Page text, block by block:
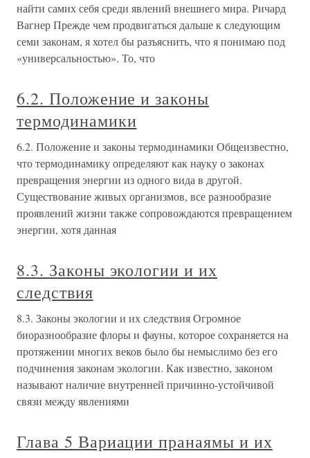
найти самих себя среди явлений внешнего мира. Ричард
Вагнер Прежде чем продвигаться дальше к следующим
семи законам, я хотел бы разъяснить, что я понимаю под
«универсальностью». То, что
6.2. Положение и законы
термодинамики
6.2. Положение и законы термодинамики Общеизвестно,
что термодинамику определяют как науку о законах
превращения энергии из одного вида в другой.
Существование живых организмов, все разнообразие
проявлений жизни также сопровождаются превращением
энергии, хотя данная
8.3. Законы экологии и их
следствия
8.3. Законы экологии и их следствия Огромное
биоразнообразие флоры и фауны, которое сохраняется на
протяжении многих веков было бы немыслимо без его
подчинения законам экологии. Как известно, законом
называют наличие внутренней причинно-устойчивой
связи между явлениями
Глава 5 Вариации пранаямы и их